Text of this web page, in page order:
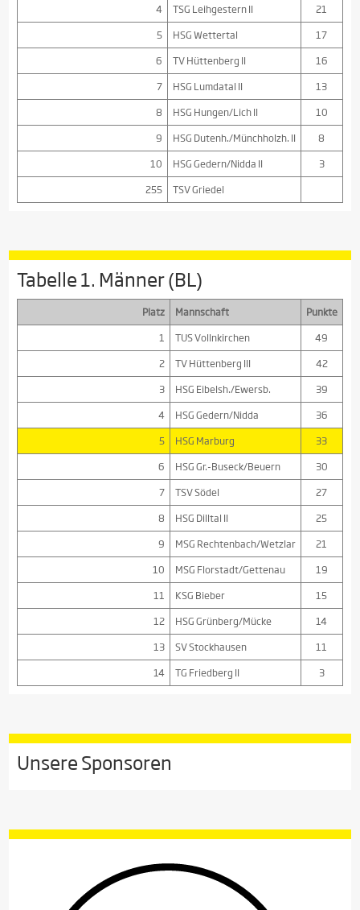
4 TSG Leihgestern II
21
5
HSG Wettertal
17
6
TV Hüttenberg II
16
7
HSG Lumdatal II
13
8
HSG Hungen/Lich II
10
9
HSG Dutenh./Münchholzh. II
8
10
HSG Gedern/Nidda II
3
255
TSV Griedel
Tabelle 1. Männer (BL)
Platz Mannschaft
Punkte
1
TUS Vollnkirchen
49
2
TV Hüttenberg III
42
3
HSG Eibelsh./Ewersb.
39
4
HSG Gedern/Nidda
36
5
HSG Marburg
33
6
HSG Gr.-Buseck/Beuern
30
7
TSV Södel
27
8
HSG Dilltal II
25
9
MSG Rechtenbach/Wetzlar
21
10
MSG Florstadt/Gettenau
19
11
KSG Bieber
15
12
HSG Grünberg/Mücke
14
13
SV Stockhausen
11
14
TG Friedberg II 3
Unsere Sponsoren